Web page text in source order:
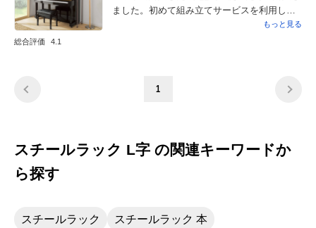
総合評価 4.1
ました。初めて組み立てサービスを利用しま
したが、お願いして良かったです！これは女
頑丈で気に入っております。
もっと見る
1
スチールラック L字 の関連キーワードか
ら探す
スチールラック スチールラック 本